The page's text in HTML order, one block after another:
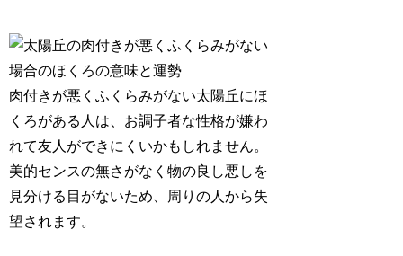
肉付きが悪くふくらみがない太陽丘にほ
くろがある人は、 お調子者な性格が嫌わ
れて友人ができにくいかもしれません。
美的センスの無さがなく物の良し悪しを
見分ける目がないため、周りの人から失
望されます。